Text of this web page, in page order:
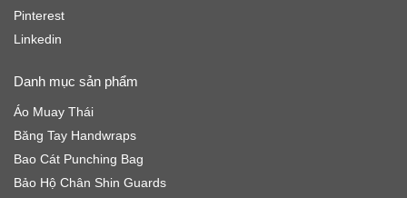
Pinterest
Linkedin
Danh mục sản phẩm
Áo Muay Thái
Băng Tay Handwraps
Bao Cát Punching Bag
Bảo Hộ Chân Shin Guards